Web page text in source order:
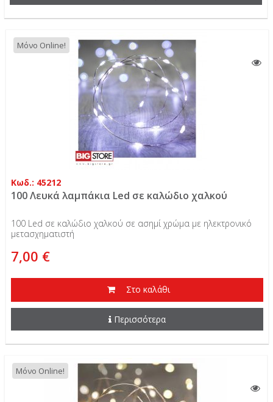
Μόνο Online!
Κωδ.: 45212
100 Λευκά λαμπάκια Led σε καλώδιο χαλκού
100 Led σε καλώδιο χαλκού σε ασημί χρώμα με ηλεκτρονικό
μετασχηματιστή
7,00 €
Στο καλάθι
Περισσότερα
Μόνο Online!